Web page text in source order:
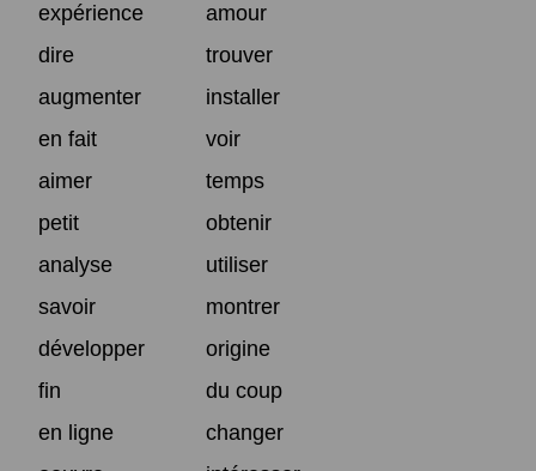
expérience
amour
dire
trouver
augmenter
installer
en fait
voir
aimer
temps
petit
obtenir
analyse
utiliser
savoir
montrer
développer
origine
fin
du coup
en ligne
changer